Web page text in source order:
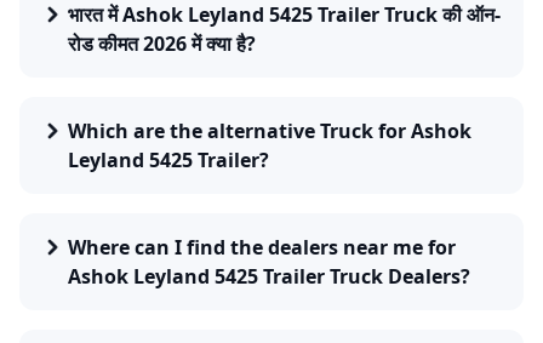
भारत में Ashok Leyland 5425 Trailer Truck की ऑन-
रोड कीमत 2026 में क्या है?
Which are the alternative Truck for Ashok
Leyland 5425 Trailer?
Where can I find the dealers near me for
Ashok Leyland 5425 Trailer Truck Dealers?